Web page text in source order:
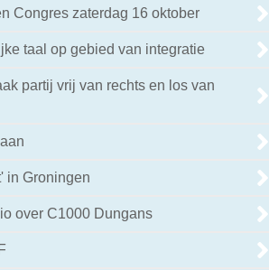
Congres zaterdag 16 oktober
taal op gebied van integratie
partij vrij van rechts en los van
in Groningen
over C1000 Dungans